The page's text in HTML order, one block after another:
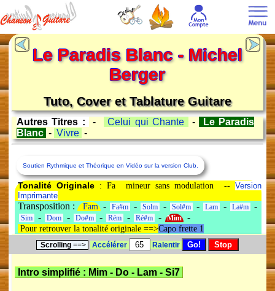
Le Paradis Blanc - Michel
Berger
Tuto, Cover et Tablature Guitare
Autres Titres : - Celui qui Chante -
Le Paradis
Blanc - Vivre -
Soutien Rythmique et Théorique en Vidéo sur la version Club.
Tonalité Originale : Fa mineur sans modulation -- Version
Imprimante
Transposition : Fam- Fa#m - Solm - Sol#m - Lam - La#m -
Sim - Dom - Do#m - Rém - Ré#m - Mim -
Pour retrouver la tonalité originale ==>Capo frette 1
Scrolling ==> Accélérer Ralentir
Intro simplifié : Mim- Do- Lam- Si7